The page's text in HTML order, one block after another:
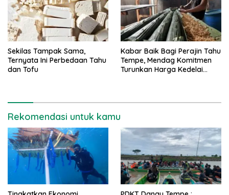
Sekilas Tampak Sama,
Ternyata Ini Perbedaan Tahu
dan Tofu
Kabar Baik Bagi Perajin Tahu
Tempe, Mendag Komitmen
Turunkan Harga Kedelai
Rekomendasi untuk kamu